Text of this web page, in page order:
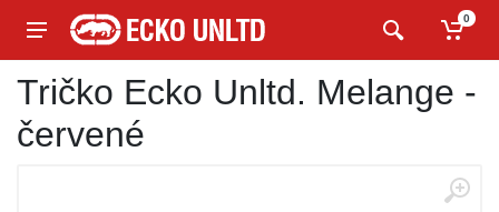
0
Tričko Ecko Unltd. Melange -
červené